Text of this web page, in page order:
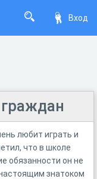
Вход
любит играть и
что в школе
обязанности он не
знатоком